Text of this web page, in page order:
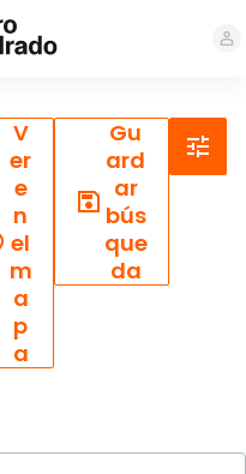
V
er
e
n
el
m
a
p
a
Gu
ard
ar
bús
que
da